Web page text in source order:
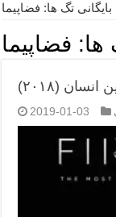
بایگانی تگ ها: فضاپیما
ها: فضاپیما
(۲۰۱۸)
2019-01-03